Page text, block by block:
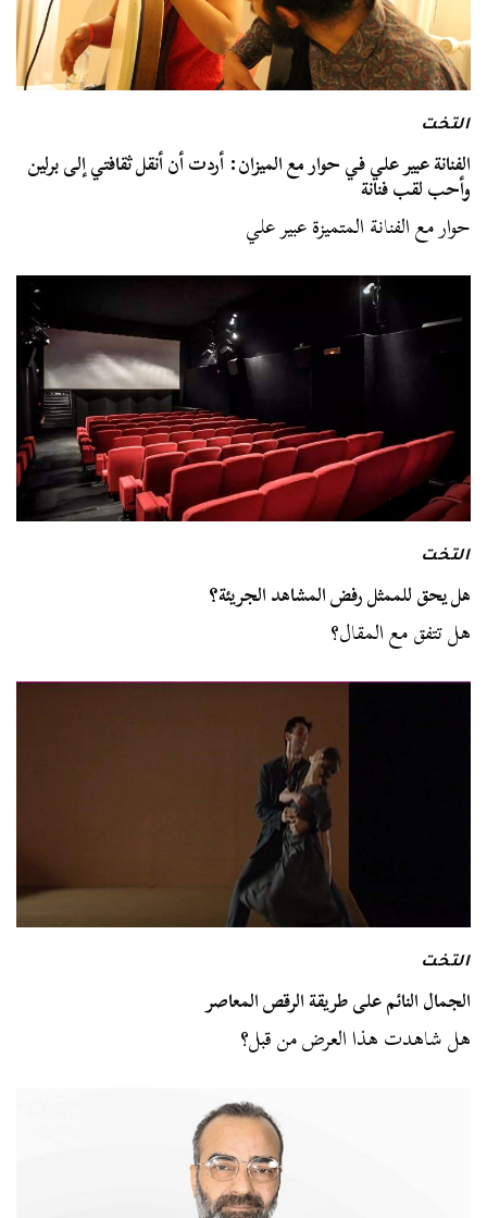
التخت
الفنانة عبير علي في حوار مع الميزان: أردت أن أنقل ثقافتي إلى برلين
وأحب لقب فنانة
حوار مع الفنانة المتميزة عبير علي
التخت
هل يحق للممثل رفض المشاهد الجريئة؟
هل تتفق مع المقال؟
التخت
الجمال النائم على طريقة الرقص المعاصر
هل شاهدت هذا العرض من قبل؟